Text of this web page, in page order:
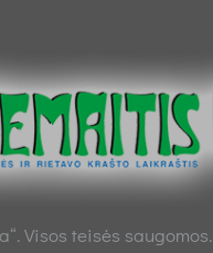
Visos teisės saugomos.